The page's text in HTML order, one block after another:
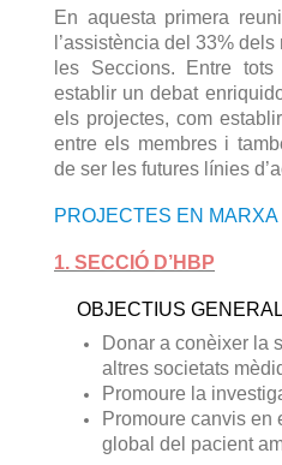
En aquesta primera
l’assistència del 33%
les Seccions. Entre
establir un debat
els projectes, com
entre els membres i
de ser les futures línies
PROJECTES EN
1. SECCIÓ D’HBP
OBJECTIUS
Donar a conèixer la
altres societats
Promoure la
Promoure canvis en
global del pacient